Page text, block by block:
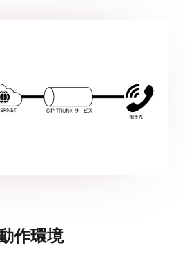
作環境